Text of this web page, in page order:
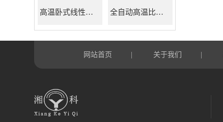
高温卧式线性热膨胀系数测定仪 全自动高温比热容测试仪
网站首页 关于我们